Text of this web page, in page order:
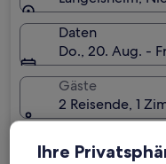
Daten
Do., 20. Aug. -
Gäste
2 Reisende, 1
Ihre